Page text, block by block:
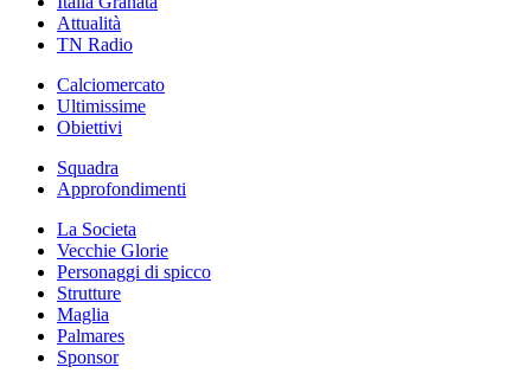
Attualità
TN Radio
Calciomercato
Ultimissime
Obiettivi
Squadra
Approfondimenti
La Societa
Vecchie Glorie
Personaggi di spicco
Strutture
Maglia
Palmares
Sponsor